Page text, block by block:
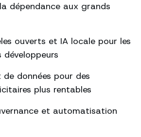
dépendance aux grands
ouverts et IA locale pour les
développeurs
données pour des
plus rentables
et automatisation